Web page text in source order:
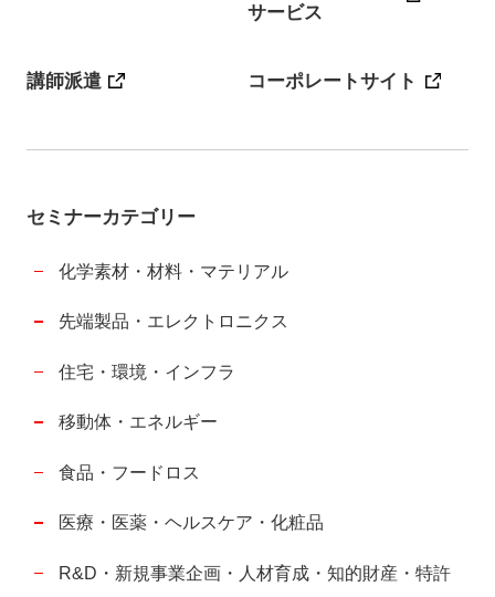
サービス
講師派遣 コーポレートサイト
セミナーカテゴリー
化学素材・材料・マテリアル
先端製品・エレクトロニクス
住宅・環境・インフラ
移動体・エネルギー
食品・フードロス
医療・医薬・ヘルスケア・化粧品
R&D・新規事業企画・人材育成・知的財産・特許